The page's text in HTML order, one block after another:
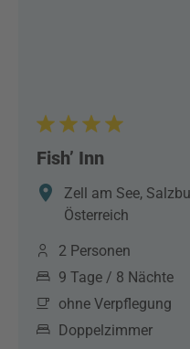
Fish’ Inn
Zell am See,
Österreich
2 Personen
9 Tage / 8 Nächte
ohne Verpflegung
Doppelzimmer